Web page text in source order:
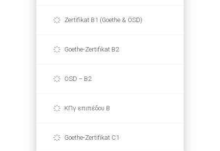
Zertifikat B1 (Goethe & ÖSD)
Goethe-Zertifikat B2
ÖSD – B2
ΚΠγ επιπέδου Β
Goethe-Zertifikat C1